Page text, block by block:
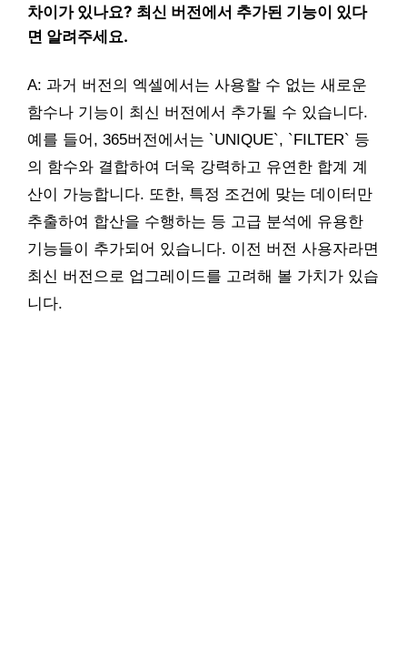
차이가 있나요? 최신 버전에서 추가된 기능이 있다
면 알려주세요.
A: 과거 버전의 엑셀에서는 사용할 수 없는 새로운
함수나 기능이 최신 버전에서 추가될 수 있습니다.
예를 들어, 365버전에서는 `UNIQUE`, `FILTER` 등
의 함수와 결합하여 더욱 강력하고 유연한 합계 계
산이 가능합니다. 또한, 특정 조건에 맞는 데이터만
추출하여 합산을 수행하는 등 고급 분석에 유용한
기능들이 추가되어 있습니다. 이전 버전 사용자라면
최신 버전으로 업그레이드를 고려해 볼 가치가 있습
니다.